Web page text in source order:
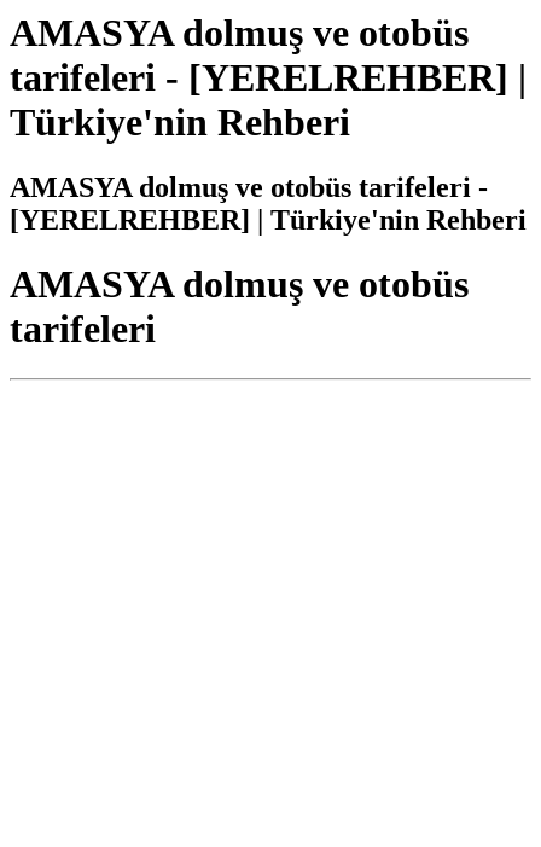
AMASYA dolmuş ve otobüs
tarifeleri - [YERELREHBER] |
Türkiye'nin Rehberi
AMASYA dolmuş ve otobüs tarifeleri -
[YERELREHBER] | Türkiye'nin Rehberi
AMASYA dolmuş ve otobüs
tarifeleri